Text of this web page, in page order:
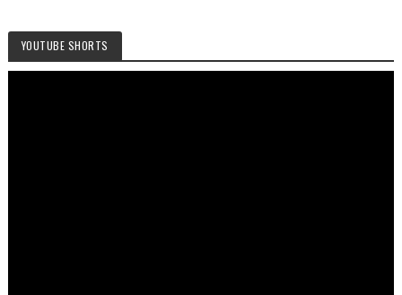
YOUTUBE SHORTS